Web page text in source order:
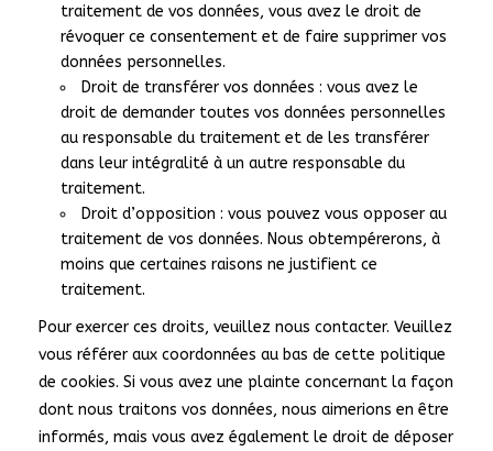
traitement de vos données, vous avez le droit de
révoquer ce consentement et de faire supprimer vos
données personnelles.
Droit de transférer vos données : vous avez le
droit de demander toutes vos données personnelles
au responsable du traitement et de les transférer
dans leur intégralité à un autre responsable du
traitement.
Droit d’opposition : vous pouvez vous opposer au
traitement de vos données. Nous obtempérerons, à
moins que certaines raisons ne justifient ce
traitement.
Pour exercer ces droits, veuillez nous contacter. Veuillez
vous référer aux coordonnées au bas de cette politique
de cookies. Si vous avez une plainte concernant la façon
dont nous traitons vos données, nous aimerions en être
informés, mais vous avez également le droit de déposer